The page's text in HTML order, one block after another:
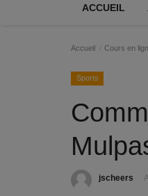
ACCUEIL
Accueil Cours en
Sports
jscheers